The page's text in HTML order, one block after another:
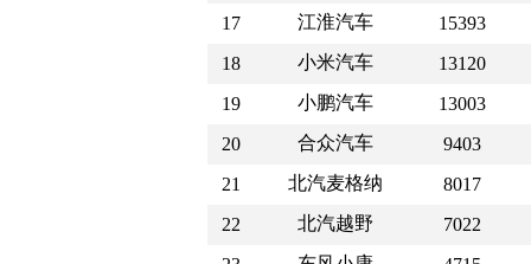
17
江淮汽车
15393
18
小米汽车
13120
19
小鹏汽车
13003
20
合众汽车
9403
21
北汽麦格纳
8017
22
北汽越野
7022